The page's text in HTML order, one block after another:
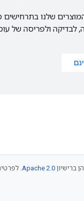
שלנו
לבדיקה ולפריסה של
ברישיון Apache 2.0
.